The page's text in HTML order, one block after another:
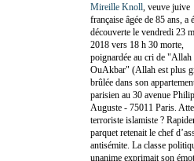
Mireille Knoll , veuve juive
française âgée de 85 ans, a
découverte le vendredi 23
2018 vers 18 h 30 morte,
poignardée au cri de "Allah
OuAkbar" (Allah est plus
brûlée dans son
parisien au 30 avenue
Auguste - 75011 Paris.
terroriste islamiste ?
parquet retenait le chef
antisémite. La classe
unanime exprimait son